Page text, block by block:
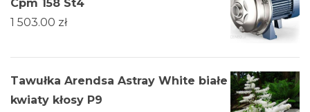
Cpm 158 St4
1 503.00 zł
Tawułka Arendsa Astray White białe
kwiaty kłosy P9